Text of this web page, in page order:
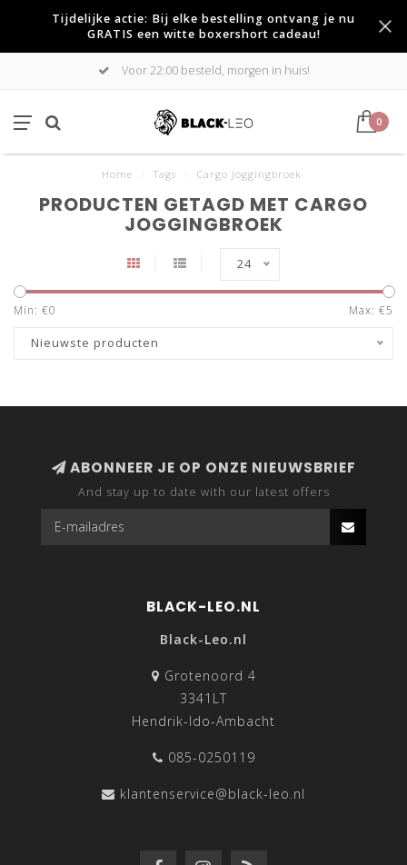
Tijdelijke actie: Bij elke bestelling ontvang je nu
GRATIS een witte boxershort cadeau!
Voor 22:00 besteld, morgen in huis!
0
Home Tags Cargo Joggingbroek
PRODUCTEN GETAGD MET CARGO
JOGGINGBROEK
24
Min: €0 Max: €5
Nieuwste producten
ABONNEER JE OP ONZE NIEUWSBRIEF
And stay up to date with our latest offers
BLACK-LEO.NL
Black-Leo.nl
Grotenoord 4
3341LT
Hendrik-Ido-Ambacht
085-0250119
klantenservice@black-leo.nl